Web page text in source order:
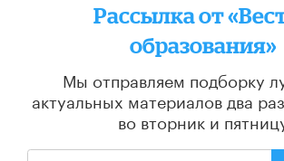
Рассылка от
образования»
Мы отправляем подборку
актуальных материалов два
во вторник и